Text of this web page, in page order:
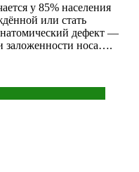
у 85% населения
или стать
дефект —
заложенности носа….